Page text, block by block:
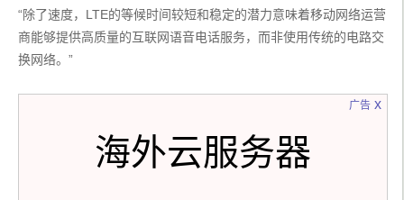
“除了速度，LTE的等候时间较短和稳定的潜力意味着移动网络运营
商能够提供高质量的互联网语音电话服务，而非使用传统的电路交
换网络。”
广告
海外云服务器
x